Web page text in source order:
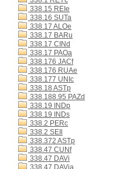
338.15 REIe
338.16 SUTa
338.17 ALOe
338.17 BARu
338.17 CINd
338.17 PAOa
338.176 JACf
338.176 RUAe
338.177 UNIc
338.18 ASTp
338.188.95 PAZd
338.19 INDp
338.19 INDs
338.2 PERc
338.2 SEIl
338.372 ASTp
338.47 CUNf
338.47 DAVi
338.47 DAVia